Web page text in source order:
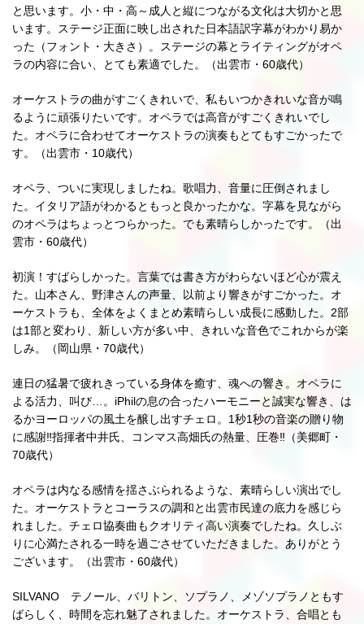
と思います。小・中・高～成人と縦につながる文化は大切かと思
います。ステージ正面に映し出された日本語訳字幕がわかり易か
った（フォント・大きさ）。ステージの幕とライティングがオペ
ラの内容に合い、とても素適でした。（出雲市・60歳代）
オーケストラの曲がすごくきれいで、私もいつかきれいな音が鳴
るように頑張りたいです。オペラでは高音がすごくきれいでし
た。オペラに合わせてオーケストラの演奏もとてもすごかったで
す。（出雲市・10歳代）
オペラ、ついに実現しましたね。歌唱力、音量に圧倒されまし
た。イタリア語がわかるともっと良かったかな。字幕を見ながら
のオペラはちょっとつらかった。でも素晴らしかったです。（出
雲市・60歳代）
初演！すばらしかった。言葉では書き方がわらないほど心が震え
た。山本さん、野津さんの声量、以前より響きがすごかった。オ
ーケストラも、全体をよくまとめ素晴らしい成長に感動した。2部
は1部と変わり、新しい方が多い中、きれいな音色でこれからが楽
しみ。（岡山県・70歳代）
連日の猛暑で疲れきっている身体を癒す、魂への響き。オペラに
よる活力、叫び…。iPhilの息の合ったハーモニーと誠実な響き、は
るかヨーロッパの風土を醸し出すチェロ。1秒1秒の音楽の贈り物
に感謝‼指揮者中井氏、コンマス高畑氏の熱量、圧巻‼（美郷町・
70歳代）
オペラは内なる感情を揺さぶられるような、素晴らしい演出でし
た。オーケストラとコーラスの調和と出雲市民達の底力を感じら
れました。チェロ協奏曲もクオリティ高い演奏でしたね。久しぶ
りに心満たされる一時を過ごさせていただきました。ありがとう
ございます。（出雲市・60歳代）
SILVANO テノール、バリトン、ソプラノ、メゾソプラノともす
ばらしく、時間を忘れ魅了されました。オーケストラ、合唱とも